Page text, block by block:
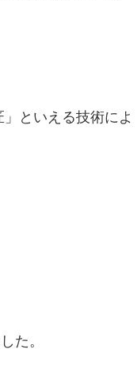
といえる技術によ
た。